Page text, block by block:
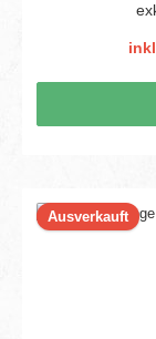
Ausverkauft